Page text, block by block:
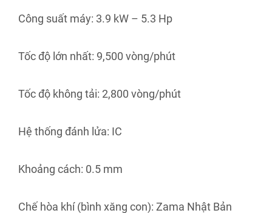
Công suất máy: 3.9 kW – 5.3 Hp
Tốc độ lớn nhất: 9,500 vòng/phút
Tốc độ không tải: 2,800 vòng/phút
Hệ thống đánh lửa: IC
Khoảng cách: 0.5 mm
Chế hòa khí (bình xăng con): Zama Nhật Bản